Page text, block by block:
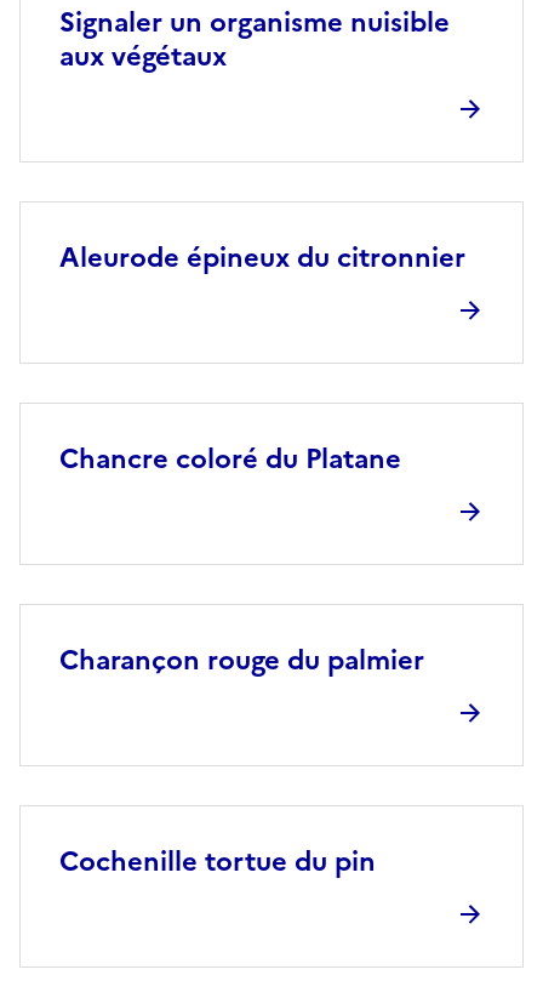
Signaler un organisme nuisible
aux végétaux
Aleurode épineux du citronnier
Chancre coloré du Platane
Charançon rouge du palmier
Cochenille tortue du pin